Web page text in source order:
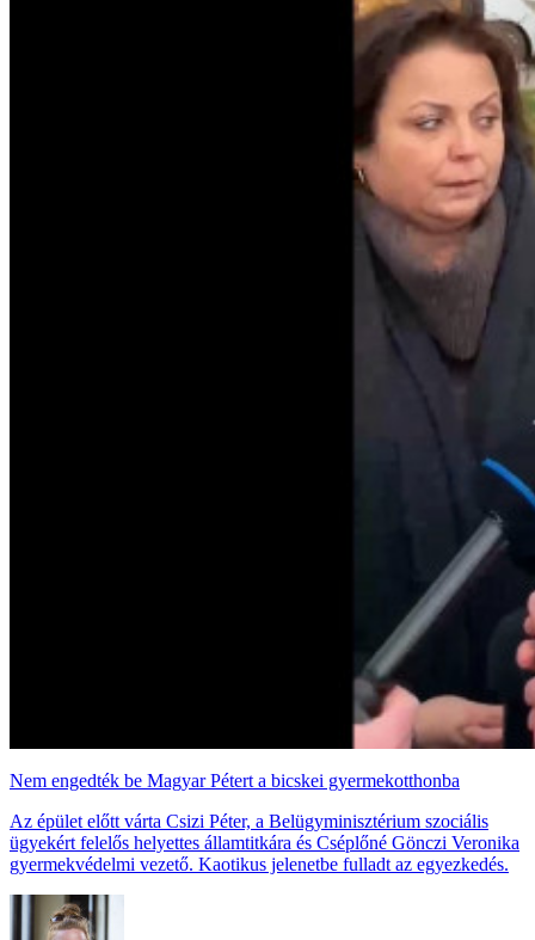
Nem engedték be Magyar Pétert a bicskei gyermekotthonba
Az épület előtt várta Csizi Péter, a Belügyminisztérium szociális
ügyekért felelős helyettes államtitkára és Cséplőné Gönczi Veronika
gyermekvédelmi vezető. Kaotikus jelenetbe fulladt az egyezkedés.